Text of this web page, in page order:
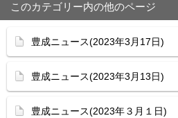
このカテゴリー内の他のページ
豊成ニュース(2023年3月17日)
豊成ニュース(2023年3月13日)
豊成ニュース(2023年３月１日)